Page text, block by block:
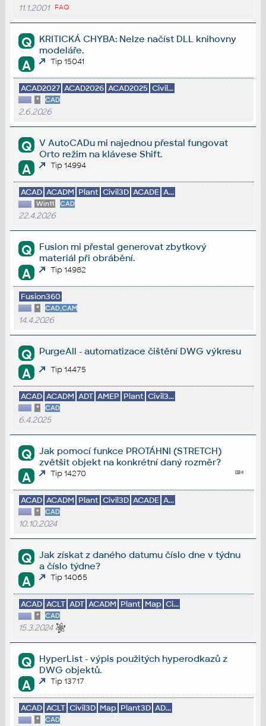
11.1.2001 FAQ
Q
KRITICKÁ CHYBA: Nelze načíst DLL knihovny
modeláře.
A Tip 15041
ACAD2027 ACAD2026 ACAD2025 Civil...
* CAD
2.6.2026
Q
V AutoCADu mi najednou přestal fungovat
Orto režim na klávese Shift.
A Tip 14994
ACAD ACADM Plant Civil3D ACADE A...
Win11 CAD
22.4.2026
Q
Fusion mi přestal generovat zbytkový
materiál při obrábění.
A Tip 14982
Fusion360
* CAD,CAM
14.4.2026
Q PurgeAll - automatizace čištění DWG výkresu
A Tip 14475
ACAD ACADM ADT AMEP Plant Civil3...
* CAD
6.4.2025
Q
Jak pomocí funkce PROTÁHNI (STRETCH)
zvětšit objekt na konkrétní daný rozměr?
A Tip 14270
ACAD ACADM Plant Civil3D ACADE A...
* CAD
10.10.2024
Q
Jak získat z daného datumu číslo dne v týdnu
a číslo týdne?
A Tip 14065
ACAD ACLT ADT ACADM Plant Map Ci...
* CAD
15.3.2024
Q
HyperList - výpis použitých hyperodkazů z
DWG objektů.
A Tip 13717
ACAD ACLT Civil3D Map Plant3D AD...
* CAD